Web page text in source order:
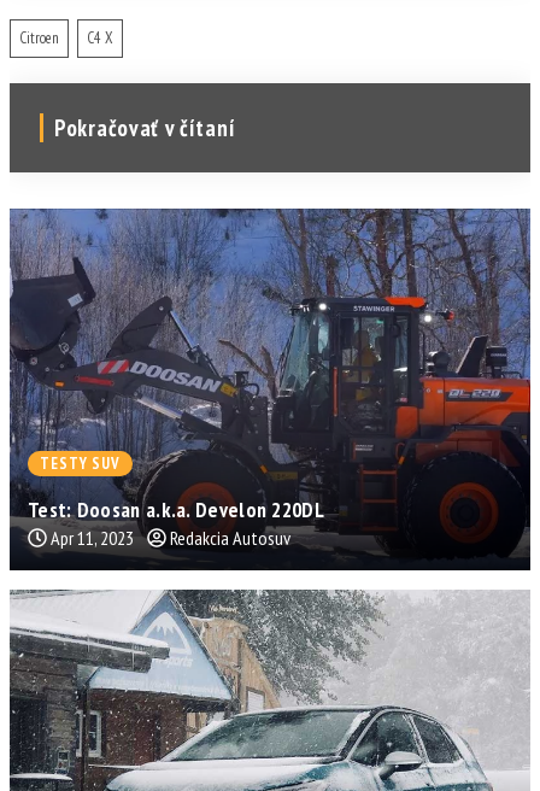
Citroen C4 X
Pokračovať v čítaní
TESTY SUV
Test: Doosan a.k.a. Develon 220DL
Apr 11, 2023 Redakcia Autosuv